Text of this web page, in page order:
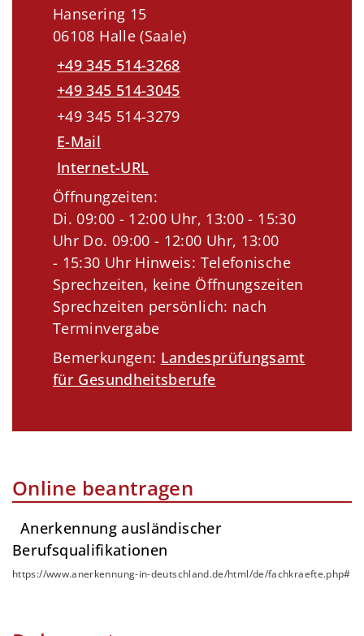
Hansering 15
06108 Halle (Saale)
+49 345 514-3268
+49 345 514-3045
+49 345 514-3279
E-Mail
Internet-URL
Öffnungzeiten:
Di. 09:00 - 12:00 Uhr, 13:00 - 15:30
Uhr Do. 09:00 - 12:00 Uhr, 13:00
- 15:30 Uhr Hinweis: Telefonische
Sprechzeiten, keine Öffnungszeiten
Sprechzeiten persönlich: nach
Terminvergabe
Bemerkungen: Landesprüfungsamt
für Gesundheitsberufe
Online beantragen
Anerkennung ausländischer
Berufsqualifikationen
https://www.anerkennung-in-deutschland.de/html/de/fachkraefte.php#